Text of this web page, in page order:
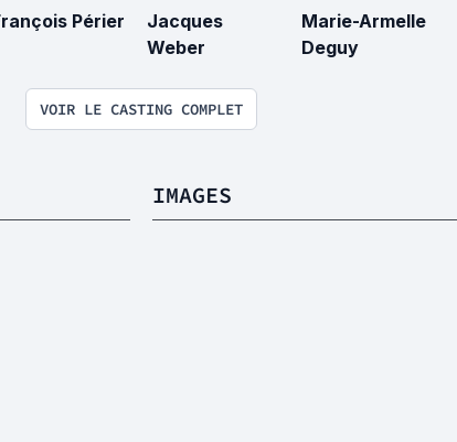
Périer
Jacques
Weber
Marie-Armelle
Deguy
VOIR LE CASTING COMPLET
IMAGES